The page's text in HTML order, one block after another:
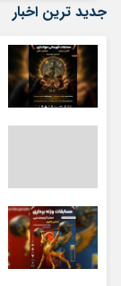
جدید ترین اخبار